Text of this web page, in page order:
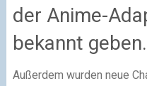
der Anime-
bekannt geben.
Außerdem wurden neue